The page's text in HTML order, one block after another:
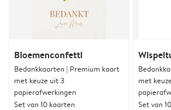
Bloemenconfetti
Bedankkaarten | Premium kaart
met keuze uit 3
papierafwerkingen
Set van 10 kaarten
met
Set van